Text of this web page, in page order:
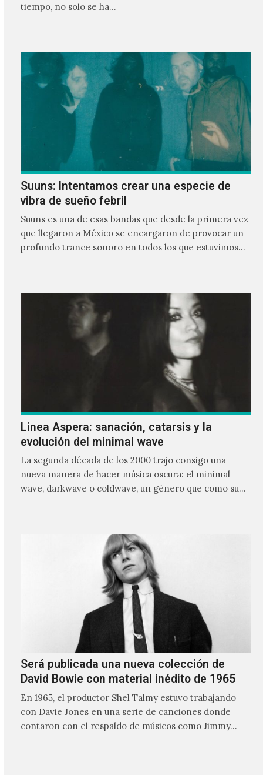
tiempo, no solo se ha…
Suuns: Intentamos crear una especie de
vibra de sueño febril
Suuns es una de esas bandas que desde la primera vez
que llegaron a México se encargaron de provocar un
profundo trance sonoro en todos los que estuvimos
Linea Aspera: sanación, catarsis y la
evolución del minimal wave
La segunda década de los 2000 trajo consigo una
nueva manera de hacer música oscura: el minimal
wave, darkwave o coldwave, un género que como su
Será publicada una nueva colección de
David Bowie con material inédito de 1965
En 1965, el productor Shel Talmy estuvo trabajando
con Davie Jones en una serie de canciones donde
contaron con el respaldo de músicos como Jimmy…